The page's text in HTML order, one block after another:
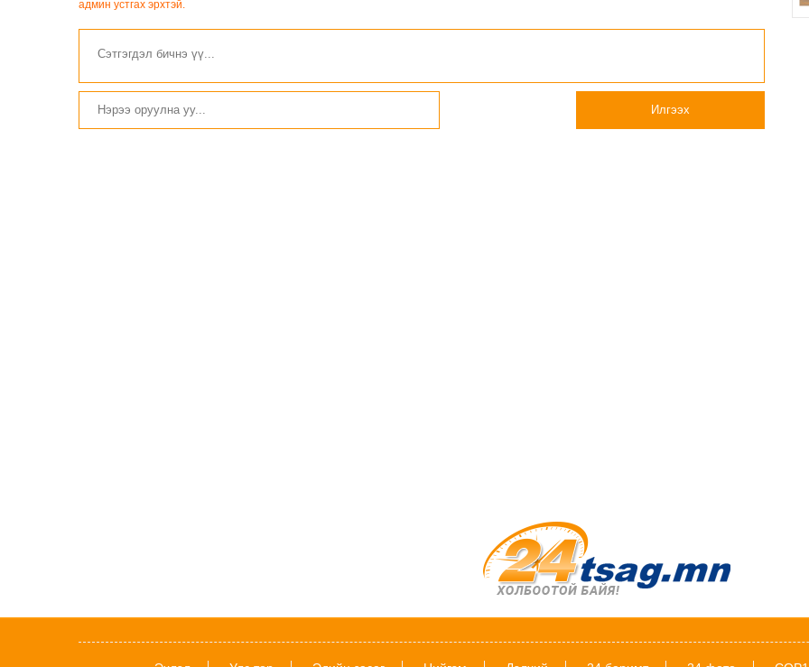
админ устгах эрхтэй.
Илгээх